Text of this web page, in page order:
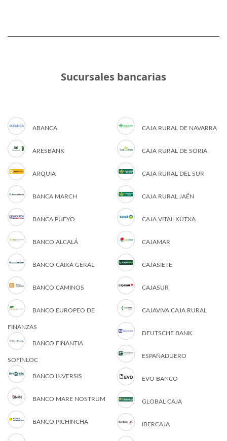
Sucursales bancarias
ABANCA
ARESBANK
ARQUIA
BANCA MARCH
BANCA PUEYO
BANCO ALCALÁ
BANCO CAIXA GERAL
BANCO CAMINOS
BANCO EUROPEO DE
FINANZAS
BANCO FINANTIA
SOFINLOC
BANCO INVERSIS
BANCO MARE NOSTRUM
BANCO PICHINCHA
CAJA RURAL DE NAVARRA
CAJA RURAL DE SORIA
CAJA RURAL DEL SUR
CAJA RURAL JAÉN
CAJA VITAL KUTXA
CAJAMAR
CAJASIETE
CAJASUR
CAJAVIVA CAJA RURAL
DEUTSCHE BANK
ESPAÑADUERO
EVO BANCO
GLOBAL CAJA
IBERCAJA